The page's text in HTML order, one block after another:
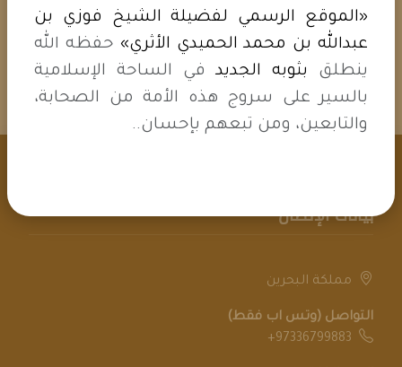
نشر
«الموقع الرسمي لفضيلة الشيخ فوزي بن
عبدالله بن محمد الحميدي الأثري» حفظه الله
ينطلق
بثوبه الجديد في الساحة الإسلامية
بالسير على سروج هذه الأمة من الصحابة،
والتابعين، ومن تبعهم بإحسان..
بيانات الإتصال
مملكة البحرين
التواصل (وتس اب فقط)
+97336799883